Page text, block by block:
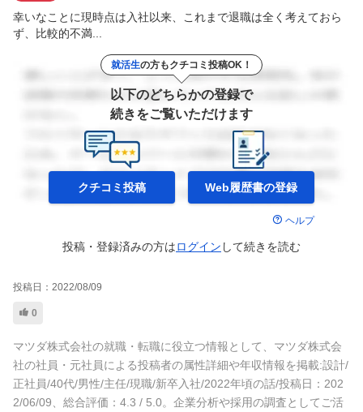
幸いなことに現時点は入社以来、これまで退職は全く考えておら
ず、比較的不満...
就活生の方もクチコミ投稿OK！
以下のどちらかの登録で
続きをご覧いただけます
クチコミ投稿 Web履歴書の登録
ヘルプ
投稿・登録済みの方はログイン して続きを読む
投稿日： 2022/08/09
0
マツダ株式会社の就職・転職に役立つ情報として、マツダ株式会
社の社員・元社員による投稿者の属性詳細や年収情報を掲載:設計/
正社員/40代/男性/主任/現職/新卒入社/2022年頃の話/投稿日：202
2/06/09、総合評価：4.3 / 5.0。企業分析や採用の調査としてご活